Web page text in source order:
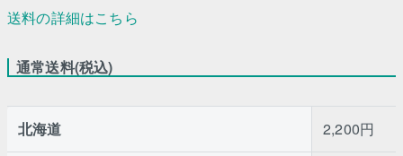
送料の詳細はこちら
通常送料(税込)
北海道 2,200円